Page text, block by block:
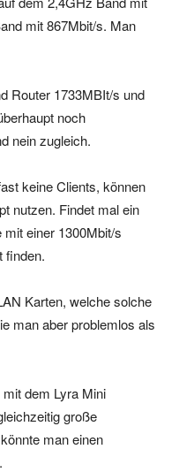
mit 867Mbit/s. Man
Router 1733MBIt/s und
noch
nein zugleich.
keine Clients, können
nutzen. Findet mal ein
mit einer 1300Mbit/s
finden.
Karten, welche solche
man aber problemlos als
dem Lyra Mini
große
man einen